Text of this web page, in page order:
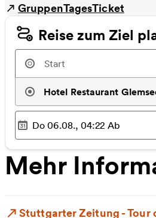
GruppenTagesTicket
Reise zum Ziel
Hotel Restaurant
Ausgewählter Zeitpunkt
Do 06.08., 04:22 Ab
Mehr
Stuttgarter Zeitung - Tour